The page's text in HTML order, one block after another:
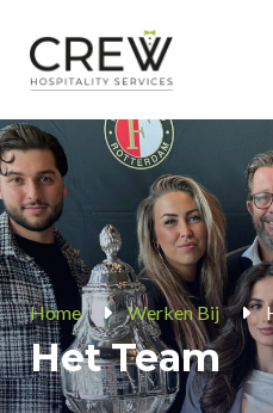
Home Werken Bij
Het Team